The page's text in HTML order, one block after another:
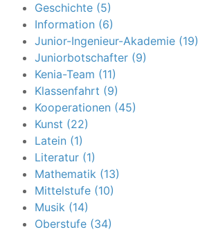
Geschichte (5)
Information (6)
Junior-Ingenieur-Akademie (19)
Juniorbotschafter (9)
Kenia-Team (11)
Klassenfahrt (9)
Kooperationen (45)
Kunst (22)
Latein (1)
Literatur (1)
Mathematik (13)
Mittelstufe (10)
Musik (14)
Oberstufe (34)